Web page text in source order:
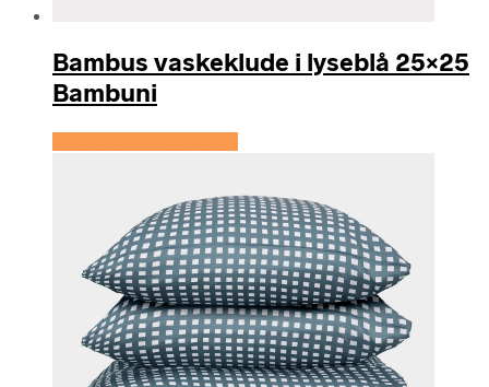
Bambus vaskeklude i lyseblå 25×25
Bambuni